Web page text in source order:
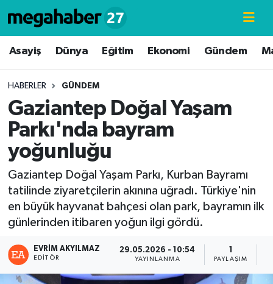
Asayiş Dünya Eğitim Ekonomi Gündem
HABERLER GÜNDEM
Gaziantep Doğal Yaşam
Parkı'nda bayram
yoğunluğu
Gaziantep Doğal Yaşam Parkı, Kurban Bayramı
tatilinde ziyaretçilerin akınına uğradı. Türkiye'nin
en büyük hayvanat bahçesi olan park, bayramın ilk
günlerinden itibaren yoğun ilgi gördü.
EVRIM AKYILMAZ
EDITÖR
29.05.2026 - 10:54
YAYINLANMA PAYLAŞIM
Hava Durumu
Süper Lig Puan Durumu ve Fikstür
Tüm Manşetler
Son Dakika Haberleri
Haber Arşivi